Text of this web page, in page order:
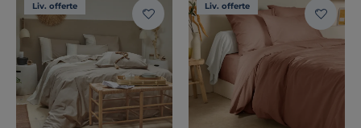
Liv. offerte Liv. offerte